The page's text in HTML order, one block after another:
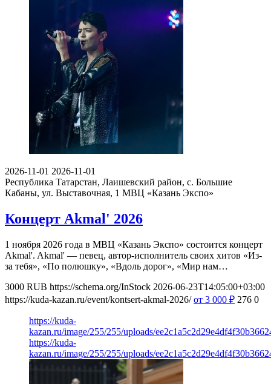
2026-11-01 2026-11-01
Республика Татарстан, Лаишевский район, с. Большие
Кабаны, ул. Выставочная, 1 МВЦ «Казань Экспо»
Концерт Akmal' 2026
1 ноября 2026 года в МВЦ «Казань Экспо» состоится концерт
Akmal'. Akmal' — певец, автор-исполнитель своих хитов «Из-
за тебя», «По полюшку», «Вдоль дорог», «Мир нам…
3000 RUB https://schema.org/InStock 2026-06-23T14:05:00+03:00
https://kuda-kazan.ru/event/kontsert-akmal-2026/ от 3 000 ₽ 276 0
https://kuda-
kazan.ru/image/255/255/uploads/
https://kuda-
kazan.ru/image/255/255/uploads/